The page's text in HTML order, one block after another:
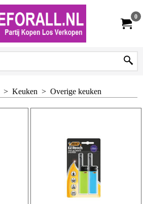
0
> Keuken > Overige keuken